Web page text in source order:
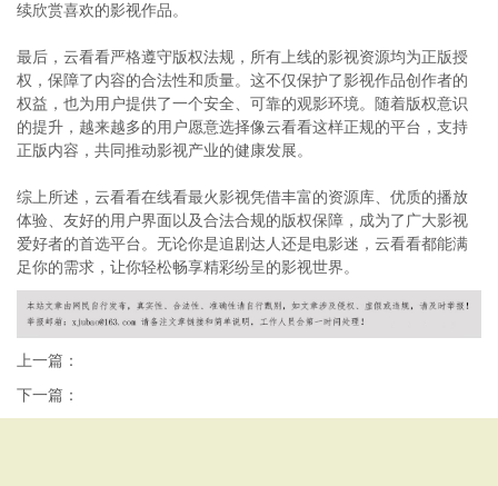
续欣赏喜欢的影视作品。
最后，云看看严格遵守版权法规，所有上线的影视资源均为正版授
权，保障了内容的合法性和质量。这不仅保护了影视作品创作者的
权益，也为用户提供了一个安全、可靠的观影环境。随着版权意识
的提升，越来越多的用户愿意选择像云看看这样正规的平台，支持
正版内容，共同推动影视产业的健康发展。
综上所述，云看看在线看最火影视凭借丰富的资源库、优质的播放
体验、友好的用户界面以及合法合规的版权保障，成为了广大影视
爱好者的首选平台。无论你是追剧达人还是电影迷，云看看都能满
足你的需求，让你轻松畅享精彩纷呈的影视世界。
上一篇：
下一篇：